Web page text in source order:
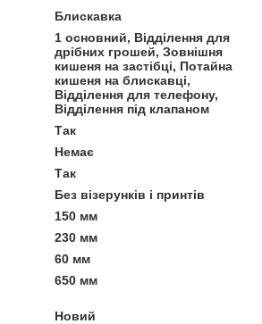
Блискавка
1 основний, Відділення для
дрібних грошей, Зовнішня
кишеня на застібці, Потайна
кишеня на блискавці,
Відділення для телефону,
Відділення під клапаном
Так
Немає
Так
Без візерунків і принтів
150 мм
230 мм
60 мм
650 мм
Новий